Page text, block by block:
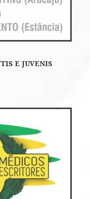
E JUVENIS